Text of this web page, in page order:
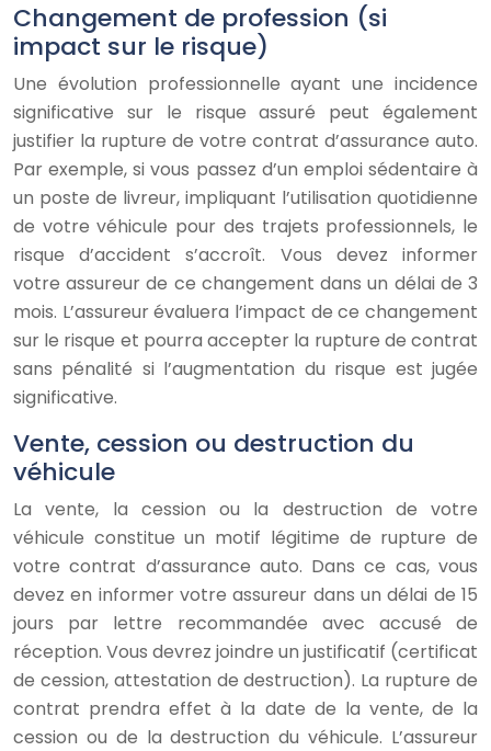
Changement de profession (si
impact sur le risque)
Une évolution professionnelle ayant une incidence
significative sur le risque assuré peut également
justifier la rupture de votre contrat d’assurance auto.
Par exemple, si vous passez d’un emploi sédentaire à
un poste de livreur, impliquant l’utilisation quotidienne
de votre véhicule pour des trajets professionnels, le
risque d’accident s’accroît. Vous devez informer
votre assureur de ce changement dans un délai de 3
mois. L’assureur évaluera l’impact de ce changement
sur le risque et pourra accepter la rupture de contrat
sans pénalité si l’augmentation du risque est jugée
significative.
Vente, cession ou destruction du
véhicule
La vente, la cession ou la destruction de votre
véhicule constitue un motif légitime de rupture de
votre contrat d’assurance auto. Dans ce cas, vous
devez en informer votre assureur dans un délai de 15
jours par lettre recommandée avec accusé de
réception. Vous devrez joindre un justificatif (certificat
de cession, attestation de destruction). La rupture de
contrat prendra effet à la date de la vente, de la
cession ou de la destruction du véhicule. L’assureur